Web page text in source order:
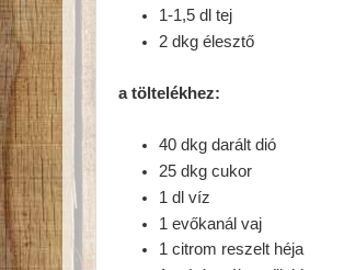
1-1,5 dl tej
2 dkg élesztő
a töltelékhez:
40 dkg darált dió
25 dkg cukor
1 dl víz
1 evőkanál vaj
1 citrom reszelt héja